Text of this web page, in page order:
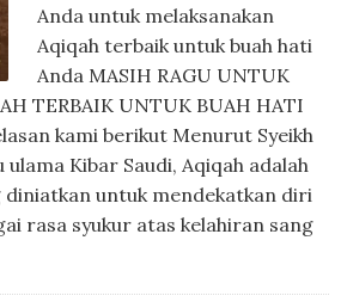
Anda untuk melaksanakan
Aqiqah terbaik untuk buah hati
Anda MASIH RAGU UNTUK
TERBAIK UNTUK BUAH HATI
kami berikut Menurut Syeikh
ulama Kibar Saudi, Aqiqah adalah
diniatkan untuk mendekatkan diri
rasa syukur atas kelahiran sang